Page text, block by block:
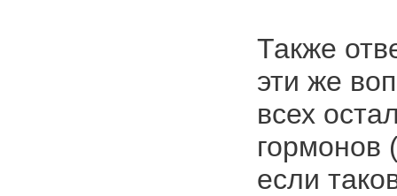
Также
эти же
всех
гормонов
если